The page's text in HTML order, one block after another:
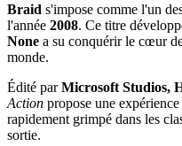
Braid s'impose comme l'un
l'année 2008. Ce titre
None a su conquérir le cœur
monde.
Édité parMicrosoft Studios,
Action propose une
rapidement grimpé dans les
sortie.